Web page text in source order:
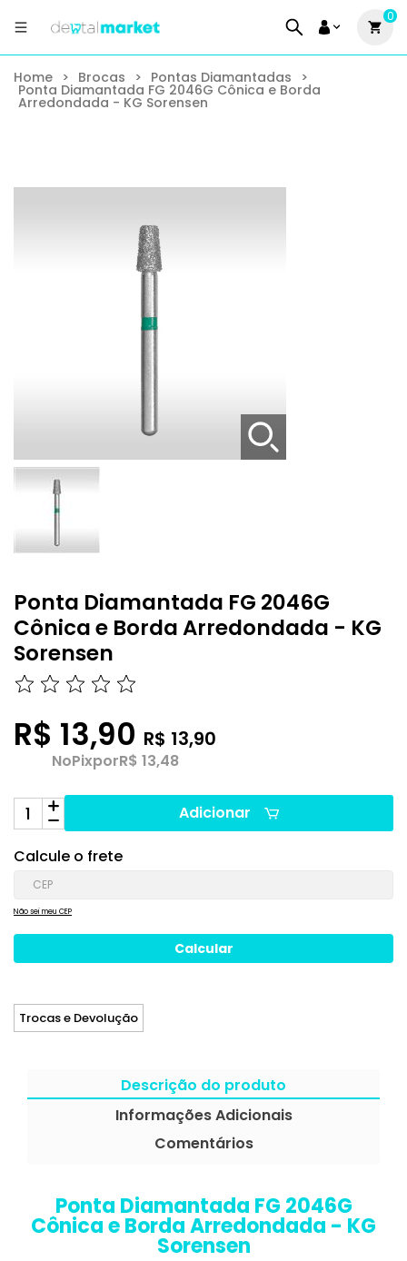
0
Home > Brocas > Pontas Diamantadas >
Ponta Diamantada FG 2046G Cônica e Borda
Arredondada - KG Sorensen
Ponta Diamantada FG 2046G
Cônica e Borda Arredondada - KG
Sorensen
R$ 13,90 R$ 13,90
NoPixporR$ 13,48
Adicionar
Calcule o frete
Não sei meu CEP
Trocas e Devolução
Descrição do produto
Informações Adicionais
Comentários
Ponta Diamantada FG 2046G
Cônica e Borda Arredondada - KG
Sorensen